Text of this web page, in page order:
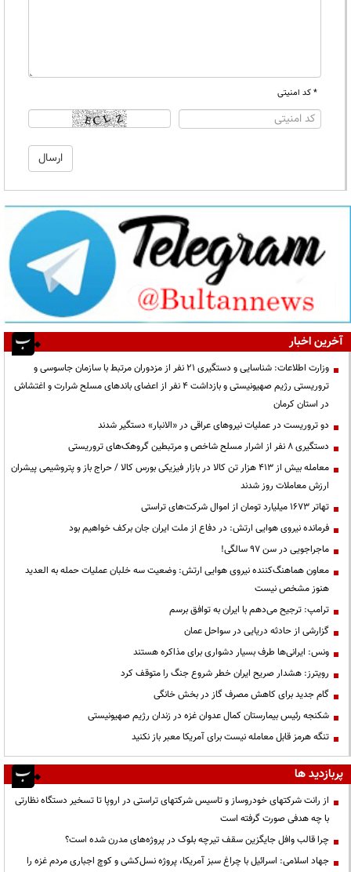
* کد امنیتی
آخرین اخبار
وزارت اطلاعات: شناسایی و دستگیری ۲۱ نفر از مزدوران مرتبط با سازمان جاسوسی و
تروریستی رژیم صهیونیستی و بازداشت ۴ نفر از اعضای باندهای مسلح شرارت و اغتشاش
در استان کرمان
دو تروریست در عملیات نیروهای عراقی در «الانبار» دستگیر شدند
دستگیری ۸ نفر از اشرار مسلح شاخص و مرتبطین گروهک‌های تروریستی
معامله بیش از ۴۱۳ هزار تن کالا در بازار فیزیکی بورس کالا / حراج باز و پتروشیمی پیشران
ارزش معاملات روز شدند
تهاتر ۱۶۷۳ میلیارد تومان از اموال شرکت‌های تراستی
فرمانده نیروی هوایی ارتش: در دفاع از ملت ایران جان برکف خواهیم بود
ماجراجویی در سن ۹۷ سالگی!
معاون هماهنگ‌کننده نیروی هوایی ارتش: وضعیت سه خلبان عملیات حمله به العدید
هنوز مشخص نیست
ترامپ: ترجیح می‌دهم با ایران به توافق برسم
گزارشی از حادثه دریایی در سواحل عمان
ونس: ایرانی‌ها طرف بسیار دشواری برای مذاکره هستند
رویترز: هشدار صریح ایران خطر شروع جنگ را متوقف کرد
گام جدید برای کاهش مصرف گاز در بخش خانگی
شکنجه رئیس بیمارستان کمال عدوان غزه در زندان رژیم صهیونیستی
تنگه هرمز قابل معامله نیست برای آمریکا معبر باز نکنید
پربازدید ها
از رانت‌ شرکتهای خودروساز و تاسیس شرکتهای تراستی در اروپا تا تسخیر دستگاه نظارتی
با چه هدفی صورت گرفته است
چرا قالب وافل جایگزین سقف تیرچه بلوک در پروژه‌های مدرن شده است؟
جهاد اسلامی: اسرائیل با چراغ سبز آمریکا، پروژه نسل‌کشی و کوچ اجباری مردم غزه را